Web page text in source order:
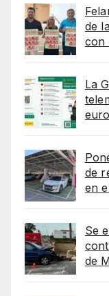
de
con
La
de
en
Se
de